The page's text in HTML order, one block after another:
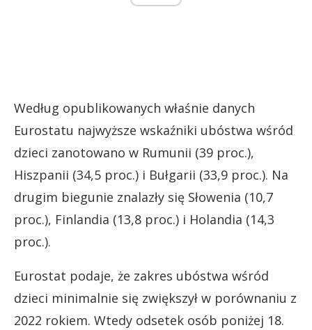
Według opublikowanych właśnie danych
Eurostatu najwyższe wskaźniki ubóstwa wśród
dzieci zanotowano w Rumunii (39 proc.),
Hiszpanii (34,5 proc.) i Bułgarii (33,9 proc.). Na
drugim biegunie znalazły się Słowenia (10,7
proc.), Finlandia (13,8 proc.) i Holandia (14,3
proc.).
Eurostat podaje, że zakres ubóstwa wśród
dzieci minimalnie się zwiększył w porównaniu z
2022 rokiem. Wtedy odsetek osób poniżej 18.